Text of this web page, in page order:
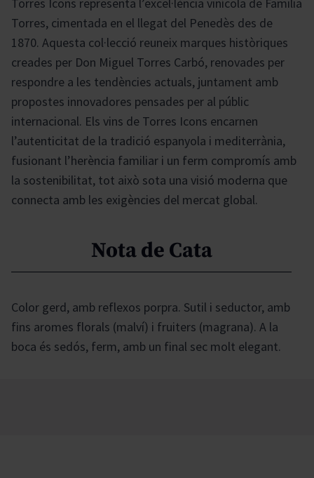
Torres, cimentada en el llegat del Penedès des de
1870. Aquesta col·lecció reuneix marques històriques
creades per Don Miguel Torres Carbó, renovades per
respondre a les tendències actuals, juntament amb
propostes innovadores pensades per al públic
internacional. Els vins de Torres Icons encarnen
l’autenticitat de la tradició espanyola i mediterrània,
fusionant l’herència familiar i un ferm compromís amb
la sostenibilitat, tot això sota una visió moderna que
connecta amb les exigències del mercat global.
Nota de Cata
Color gerd, amb reflexos porpra. Sutil i seductor, amb
fins aromes florals (malví) i fruiters (magrana). A la
boca és sedós, ferm, amb un final sec molt elegant.